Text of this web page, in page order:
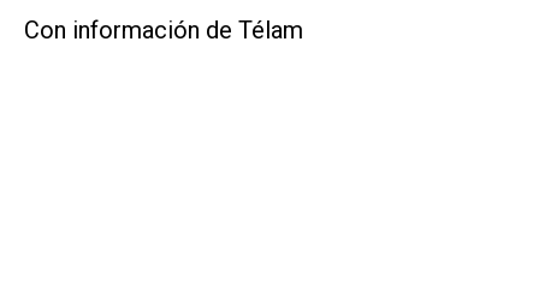
Con información de Télam